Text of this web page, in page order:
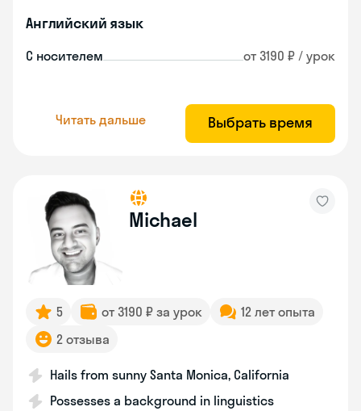
Английский язык
С носителем от 3190 ₽ / урок
Читать дальше Выбрать время
Michael
5 от 3190 ₽ за урок
12 лет опыта
2 отзыва
Hails from sunny Santa Monica, California
Possesses a background in linguistics